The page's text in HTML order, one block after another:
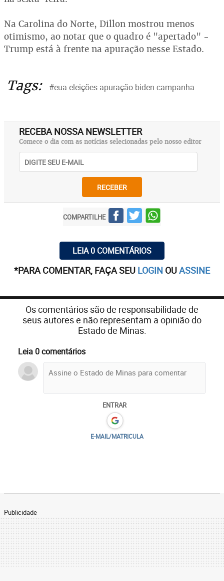
Na Carolina do Norte, Dillon mostrou menos
otimismo, ao notar que o quadro é "apertado" -
Trump está à frente na apuração nesse Estado.
Tags: #eua eleições apuração biden campanha
RECEBA NOSSA NEWSLETTER
Comece o dia com as notícias selecionadas pelo nosso editor
RECEBER
COMPARTILHE
LEIA 0 COMENTÁRIOS
*PARA COMENTAR, FAÇA SEU LOGIN OUASSINE
Os comentários são de responsabilidade de
seus autores e não representam a opinião do
Estado de Minas.
Leia 0 comentários
ENTRAR
E-MAIL/MATRICULA
Publicidade